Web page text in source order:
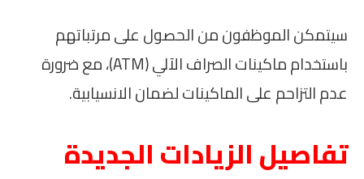
سيتمكن الموظفون من الحصول على مرتباتهم
باستخدام ماكينات الصراف الآلي (ATM)، مع ضرورة
عدم التزاحم على الماكينات لضمان الانسيابية.
تفاصيل الزيادات الجديدة